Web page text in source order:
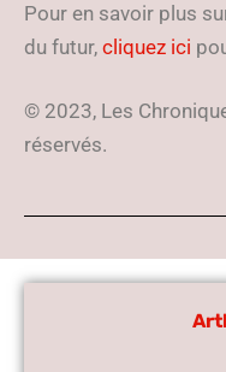
Pour en savoir plus
du futur, cliquez ici
© 2023, Les
réservés.